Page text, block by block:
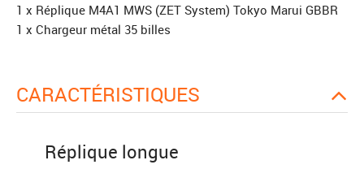
1 x Réplique M4A1 MWS (ZET System) Tokyo Marui GBBR
1 x Chargeur métal 35 billes
CARACTÉRISTIQUES
Réplique longue